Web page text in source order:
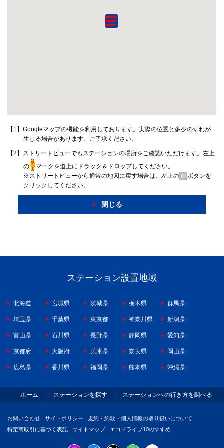
【1】Googleマップの機能を利用しております。実際の位置と多少のずれが
生じる場合があります。ご了承ください。
【2】ストリートビューでもステーションの場所をご確認いただけます。左上
の
マークを道上にドラッグ＆ドロップしてください。
※ストリートビューから通常の地図に戻す場合は、左上の
ボタンを
クリックしてください。
閉じる
ステーション設置地域
北海道 宮城県 茨城県 栃木県 群馬県
埼玉県 千葉県 東京都 神奈川県 新潟県
富山県 石川県 長野県 静岡県 愛知県
京都府 大阪府 兵庫県 奈良県 岡山県
広島県 香川県 福岡県 熊本県 沖縄県
ホーム ステーションを探す ステーションへの行き方を調べる
お問い合わせ サイトポリシー
規約・約款・個人情報の取り扱いについて
特定商取引に基づく表記
サイトマップ エコドライブ10のすすめ